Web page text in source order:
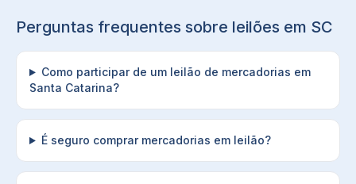
Perguntas frequentes sobre leilões em SC
Como participar de um leilão de mercadorias em
Santa Catarina?
É seguro comprar mercadorias em leilão?